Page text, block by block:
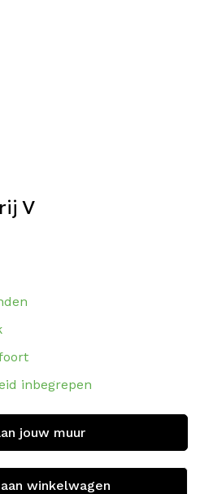
V
inbegrepen
jouw muur
winkelwagen